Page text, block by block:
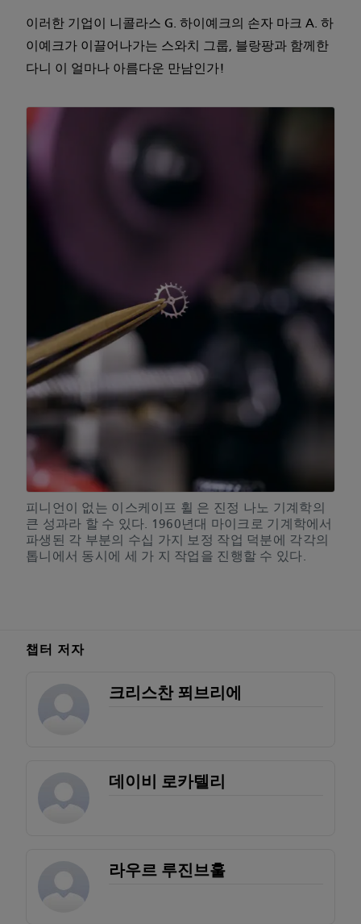
이러한 기업이 니콜라스 G. 하이예크의 손자 마크 A. 하
이예크가 이끌어나가는 스와치 그룹, 블랑팡과 함께한
다니 이 얼마나 아름다운 만남인가!
피니언이 없는 이스케이프 휠 은 진정 나노 기계학의
큰 성과라 할 수 있다. 1960년대 마이크로 기계학에서
파생된 각 부분의 수십 가지 보정 작업 덕분에 각각의
톱니에서 동시에 세 가 지 작업을 진행할 수 있다.
챕터 저자
크리스찬 푀브리에
데이비 로카텔리
라우르 루진브훌